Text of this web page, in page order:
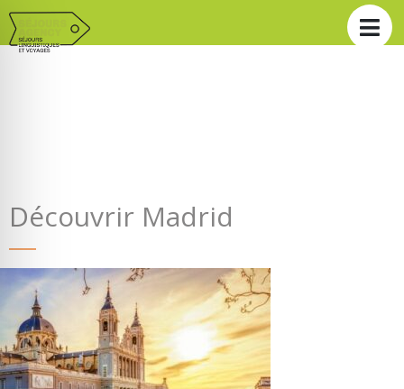
Découvrir Madrid